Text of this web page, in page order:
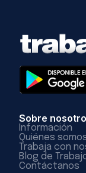
Sobre
Información
Quiénes
Trabaja con
Blog de
Contáctanos